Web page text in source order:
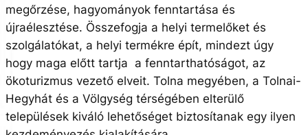
megőrzése, hagyományok fenntartása és
újraélesztése. Összefogja a helyi termelőket és
szolgálatókat, a helyi termékre épít, mindezt úgy
hogy maga előtt tartja a fenntarthatóságot, az
ökoturizmus vezető elveit. Tolna megyében, a Tolnai-
Hegyhát és a Völgység térségében elterülő
települések kiváló lehetőséget biztosítanak egy ilyen